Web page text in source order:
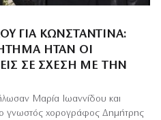
ΓΙΑ ΚΩΝΣΤΑΝΤΊΝΑ:
ΉΤΑΝ ΟΙ
ΣΕ ΣΧΈΣΗ ΜΕ ΤΗΝ
Μαρία Ιωαννίδου και
ο γνωστός χορογράφος Δημήτρης